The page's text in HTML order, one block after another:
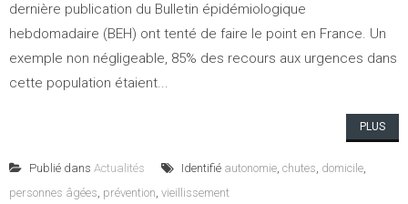
dernière publication du Bulletin épidémiologique
hebdomadaire (BEH) ont tenté de faire le point en France. Un
exemple non négligeable, 85% des recours aux urgences dans
cette population étaient...
PLUS
Publié dans Actualités Identifié autonomie, chutes, domicile,
personnes âgées, prévention, vieillissement